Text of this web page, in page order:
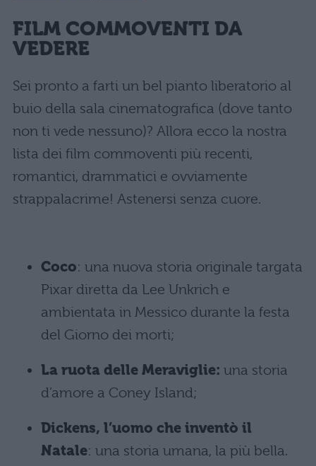
FILM COMMOVENTI DA
VEDERE
Sei pronto a farti un bel pianto liberatorio al
buio della sala cinematografica (dove tanto
non ti vede nessuno)? Allora ecco la nostra
lista dei film commoventi più recenti,
romantici, drammatici e ovviamente
strappalacrime! Astenersi senza cuore.
Coco: una nuova storia originale targata
Pixar diretta da Lee Unkrich e
ambientata in Messico durante la festa
del Giorno dei morti;
La ruota delle Meraviglie: una storia
d’amore a Coney Island;
Dickens, l’uomo che inventò il
Natale: una storia umana, la più bella.